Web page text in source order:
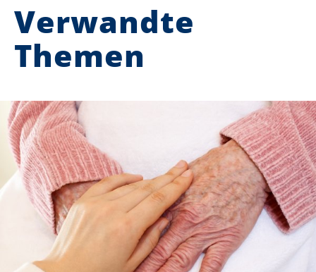
Verwandte
Themen